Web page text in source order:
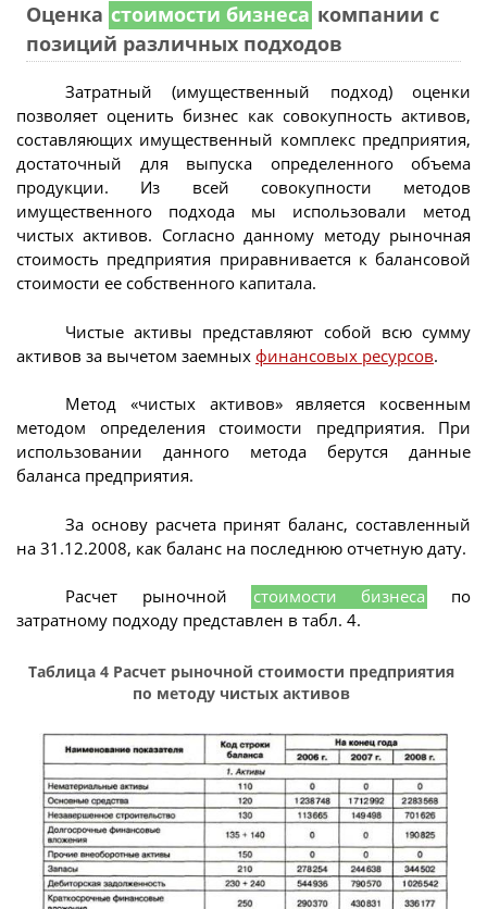
Оценка стоимости бизнеса компании с
позиций различных подходов
Затратный (имущественный подход) оценки
позволяет оценить бизнес как совокупность активов,
составляющих имущественный комплекс предприятия,
достаточный для выпуска определенного объема
продукции. Из всей совокупности методов
имущественного подхода мы использовали метод
чистых активов. Согласно данному методу рыночная
стоимость предприятия приравнивается к балансовой
стоимости ее собственного капитала.
Чистые активы представляют собой всю сумму
активов за вычетом заемных финансовых ресурсов.
Метод «чистых активов» является косвенным
методом определения стоимости предприятия. При
использовании данного метода берутся данные
баланса предприятия.
За основу расчета принят баланс, составленный
на 31.12.2008, как баланс на последнюю отчетную дату.
Расчет рыночной стоимости бизнеса
по
затратному подходу представлен в табл. 4.
Таблица 4 Расчет рыночной стоимости предприятия
по методу чистых активов